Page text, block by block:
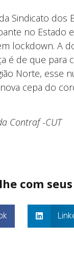
Sindicato dos
no Estado
lockdown. A
é de que para
Norte, esse
cepa do
Contraf -CUT
com